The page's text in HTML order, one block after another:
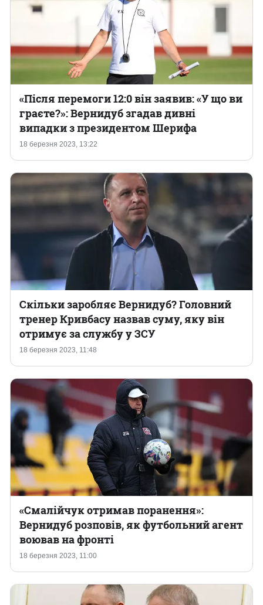
18 березня 2023, 13:22
«Після перемоги 12:0 він заявив: «У що ви
граєте?»: Вернидуб згадав дивні
випадки з президентом Шерифа
18 березня 2023, 11:48
Скільки заробляє Вернидуб? Головний
тренер Кривбасу назвав суму, яку він
отримує за службу у ЗСУ
18 березня 2023, 11:00
«Смалійчук отримав поранення»:
Вернидуб розповів, як футбольний агент
воював на фронті